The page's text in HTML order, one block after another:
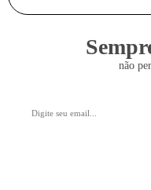
não